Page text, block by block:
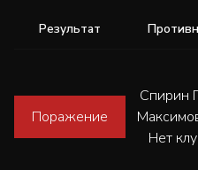
Результат
Поражение
Спирин
Нет